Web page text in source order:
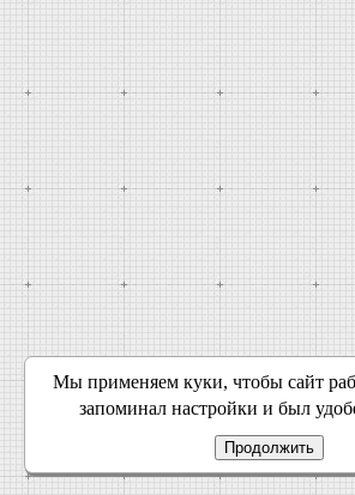
Мы применяем куки, чтобы сайт
запоминал настройки и был
Продолжить